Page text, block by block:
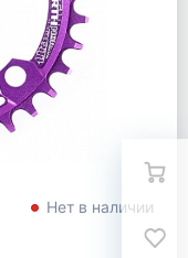
Нет в наличии